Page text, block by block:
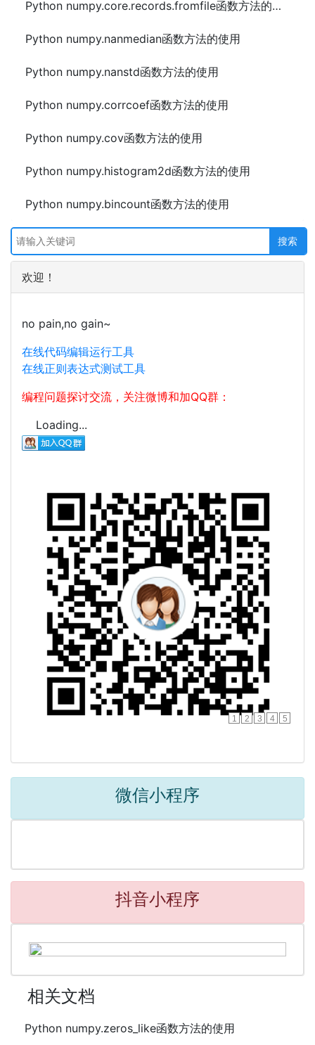
Python numpy.core.records.fromfile函数方法的使用
Python numpy.nanmedian函数方法的使用
Python numpy.nanstd函数方法的使用
Python numpy.corrcoef函数方法的使用
Python numpy.cov函数方法的使用
Python numpy.histogram2d函数方法的使用
Python numpy.bincount函数方法的使用
欢迎！
no pain,no gain~
在线代码编辑运行工具
在线正则表达式测试工具
编程问题探讨交流，关注微博和加QQ群：
Loading...
1 2 3 4 5
微信小程序
抖音小程序
相关文档
Python numpy.zeros_like函数方法的使用